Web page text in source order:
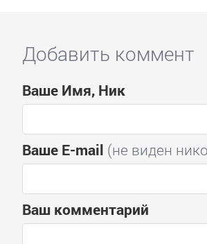
Добавить коммент
Ваше Имя, Ник
Ваше E-mail (не виден
Ваш комментарий